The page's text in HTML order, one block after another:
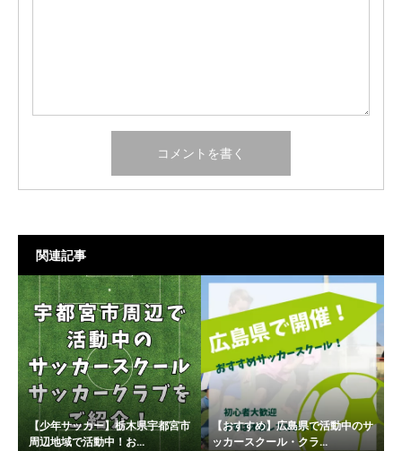
関連記事
【少年サッカー】栃木県宇都宮市
周辺地域で活動中！お...
【おすすめ】広島県で活動中のサ
ッカースクール・クラ...